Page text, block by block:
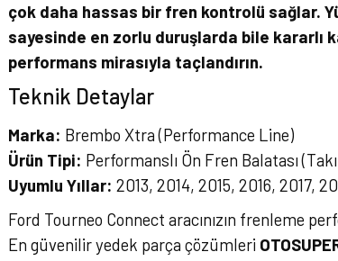
çok daha hassas bir fren kontrolü sağlar.
sayesinde en zorlu duruşlarda bile kararlı
performans mirasıyla taçlandırın.
Teknik Detaylar
Marka: Brembo Xtra (Performance Line)
Ürün Tipi: Performanslı Ön Fren Balatası
Uyumlu Yıllar: 2013, 2014, 2015, 2016, 2017,
Ford Tourneo Connect aracınızın frenleme
En güvenilir yedek parça çözümleri